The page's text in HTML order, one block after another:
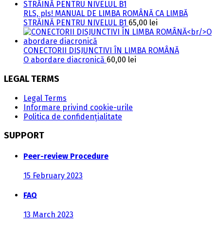
RLS, pls! MANUAL DE LIMBA ROMÂNĂ CA LIMBĂ
STRĂINĂ PENTRU NIVELUL B1 65,00 lei
CONECTORII DISJUNCTIVI ÎN LIMBA ROMÂNĂ
O abordare diacronică 60,00 lei
LEGAL TERMS
Legal Terms
Informare privind cookie-urile
Politica de confidențialitate
SUPPORT
Peer-review Procedure
15 February 2023
FAQ
13 March 2023